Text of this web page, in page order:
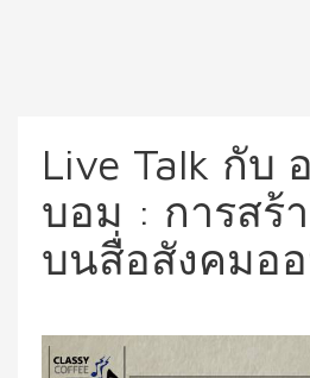
Live Talk กับ
บอม : การสร้
บนสื่อสังคมอ